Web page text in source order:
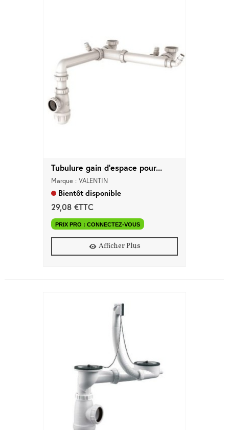
Tubulure gain d'espace pour...
Marque : VALENTIN
Bientôt disponible
29,08 €TTC
PRIX PRO : CONNECTEZ-VOUS
Afficher Plus